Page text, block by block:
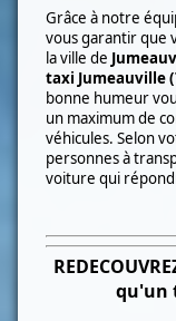
Grâce à notre
vous garantir que
la ville de
taxi Jumeauville
bonne humeur
un maximum de
véhicules. Selon
personnes à
voiture qui
qu'un